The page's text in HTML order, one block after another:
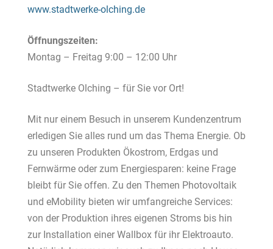
www.stadtwerke-olching.de
Öffnungszeiten:
Montag – Freitag 9:00 – 12:00 Uhr
Stadtwerke Olching – für Sie vor Ort!
Mit nur einem Besuch in unserem Kundenzentrum
erledigen Sie alles rund um das Thema Energie. Ob
zu unseren Produkten Ökostrom, Erdgas und
Fernwärme oder zum Energiesparen: keine Frage
bleibt für Sie offen. Zu den Themen Photovoltaik
und eMobility bieten wir umfangreiche Services:
von der Produktion ihres eigenen Stroms bis hin
zur Installation einer Wallbox für ihr Elektroauto.